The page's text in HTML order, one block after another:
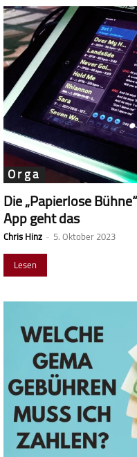
Orga
Die „Papierlose
App geht das
Chris Hinz - 5. Oktober 2023
Lesen